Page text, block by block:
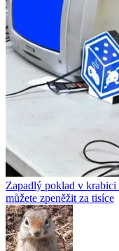
Zapadlý poklad v krabici
můžete zpeněžit za tisíce